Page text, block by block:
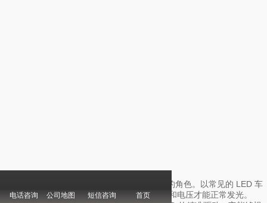
在照明科技的实现上，线路板扮演着至关重要的角色。以常见的 LED 车
灯为例，LED 作为发光元件，需要稳定的电流和电压才能正常发光。
电话咨询 公司地图 短信咨询 首页